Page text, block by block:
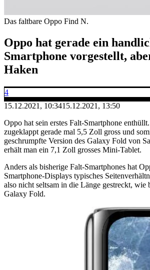
Das faltbare Oppo Find N.
Oppo hat gerade ein
Smartphone vorgestellt,
Haken
4
15.12.2021, 10:3415.12.2021, 13:50
Oppo hat sein erstes Falt-Smartphone
zugeklappt gerade mal 5,5 Zoll gross und
geschrumpfte Version des Galaxy Fold von
erhält man ein 7,1 Zoll grosses Mini-Tablet.
Anders als bisherige Falt-Smartphones hat
Smartphone-Displays typisches
also nicht seltsam in die Länge gestreckt, wie
Galaxy Fold.